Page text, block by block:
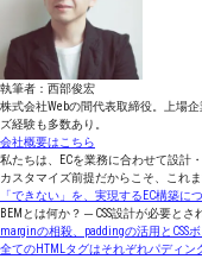
執筆者：西部俊宏
株式会社Webの間代表取締役。上場
ズ経験も多数あり。
会社概要はこちら
私たちは、ECを業務に合わせて設計
カスタマイズ前提だからこそ、これ
「できない」を、実現するEC構築に
BEMとは何か？ ─ CSS設計が必要と
marginの相殺、paddingの活用とCSS
全てのHTMLタグはそれぞれパディン